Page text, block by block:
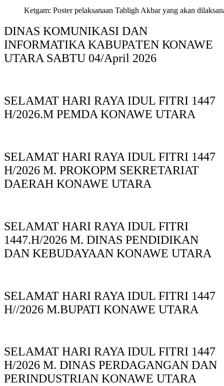
Ketgam: Poster pelaksanaan Tabligh Akbar yang akan
DINAS KOMUNIKASI DAN
INFORMATIKA KABUPAΤΕΝ ΚΟNAWE
UTARA SABTU 04/April 2026
SELAMAT HARI RAYA IDUL FITRI 1447
H/2026.M PEMDA KONAWE UTARA
SELAMAT HARI RAYA IDUL FITRI 1447
H/2026 M. PROKOPM SEKRETARIAT
DAERAH KONAWE UTARA
SELAMAT HARI RAYA IDUL FITRI
1447.H/2026 M. DINAS PENDIDIKAN
DAN KEBUDAYAAN KONAWE UTARA
SELAMAT HARI RAYA IDUL FITRI 1447
H//2026 M.BUPATI KONAWE UTARA
SELAMAT HARI RAYA IDUL FITRI 1447
H/2026 M. DINAS PERDAGANGAN DAN
PERINDUSTRIAN KONAWE UTARA